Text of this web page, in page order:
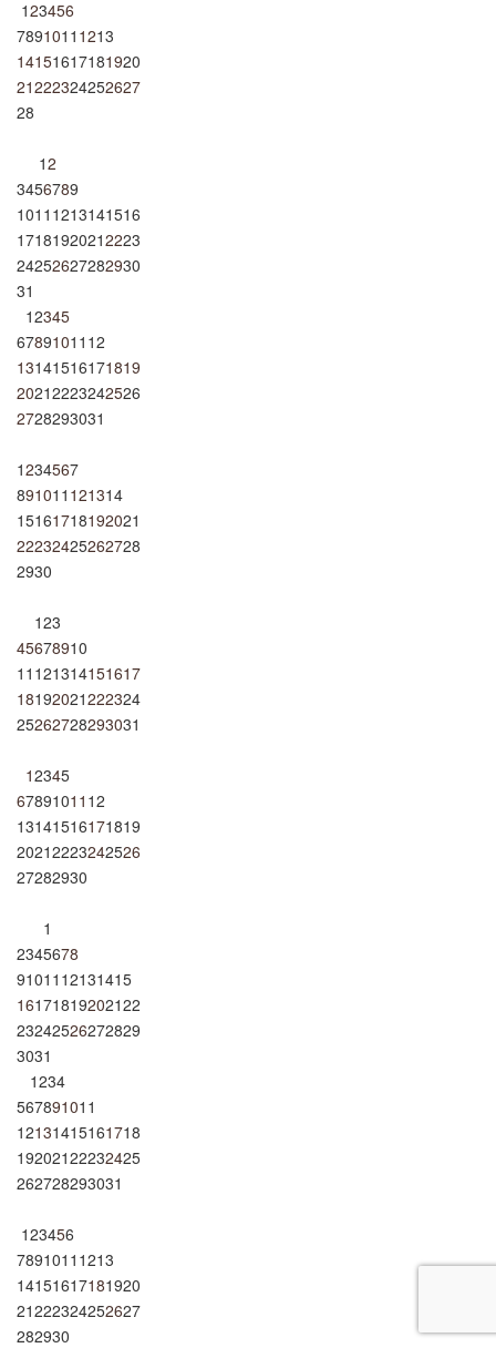
123456
7891011 1213
14151617181920
21222324252627
28
12
3456789
1011 1213141516
17181920212223
24252627282930
31
12345
67891011 12
13141516171819
20212223242526
2728293031
1234567
891011 121314
15161718192021
22232425262728
2930
123
45678910
11 121314151617
18192021222324
25262728293031
12345
67891011 12
13141516171819
20212223242526
27282930
1
2345678
91011 12131415
16171819202122
23242526272829
3031
1234
567891011
12131415161718
19202122232425
262728293031
123456
7891011 1213
14151617181920
21222324252627
282930